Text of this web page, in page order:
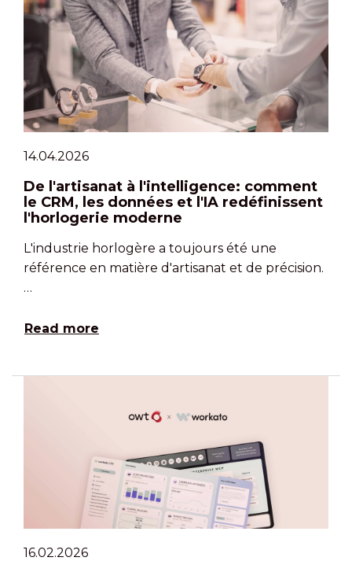
14.04.2026
De l'artisanat à l'intelligence: comment
le CRM, les données et l'IA redéfinissent
l'horlogerie moderne
L'industrie horlogère a toujours été une
référence en matière d'artisanat et de précision.
…
Read more
16.02.2026